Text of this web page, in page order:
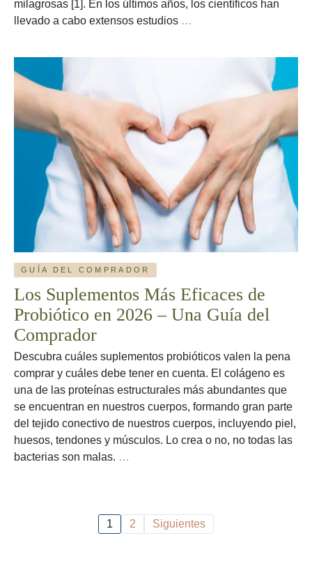
milagrosas [1]. En los últimos años, los científicos han
llevado a cabo extensos estudios …
Cúrcuma
en
2026
Una
Guía
del
Comprador
GUÍA DEL COMPRADOR
Los Suplementos Más Eficaces de
Probiótico en 2026 – Una Guía del
Comprador
Descubra cuáles suplementos probióticos valen la pena
comprar y cuáles debe tener en cuenta. El colágeno es
una de las proteínas estructurales más abundantes que
se encuentran en nuestros cuerpos, formando gran parte
del tejido conectivo de nuestros cuerpos, incluyendo piel,
huesos, tendones y músculos. Lo crea o no, no todas las
bacterias son malas. …
de
Paginación de entradas
1 2 Siguientes